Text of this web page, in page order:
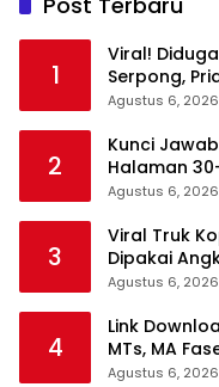
1
Viral!
Serpong,
Warga dan
Agustus 6, 2026
2
Kunci
Halaman
Teks Kepala
Agustus 6, 2026
3
Viral Truk
Dipakai
Tangan
Agustus 6, 2026
4
Link
MTs, MA
Pelajaran
Agustus 6, 2026